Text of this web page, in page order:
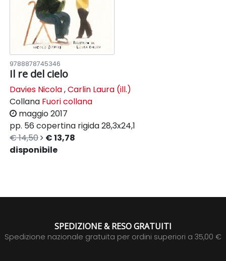
9788878745346
Il re del cielo
Davies Nicola,Carlin Laura (ill.)
Collana Fuori collana
maggio 2017
pp. 56 copertina rigida28,3x24,1
€ 14,50
€ 13,78
disponibile
SPEDIZIONE & RESO GRATUITI
Spedizione nazionale gratuita per ordini superiori a 35,00 €